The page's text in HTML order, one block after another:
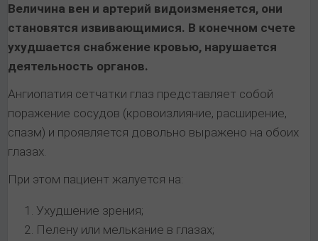
Величина вен и артерий видоизменяется, они
становятся извивающимися. В конечном счете
ухудшается снабжение кровью, нарушается
деятельность органов.
Ангиопатия сетчатки глаз представляет собой
поражение сосудов (кровоизлияние, расширение,
спазм) и проявляется довольно выражено на обоих
глазах.
При этом пациент жалуется на:
Ухудшение зрения;
Пелену или мелькание в глазах;